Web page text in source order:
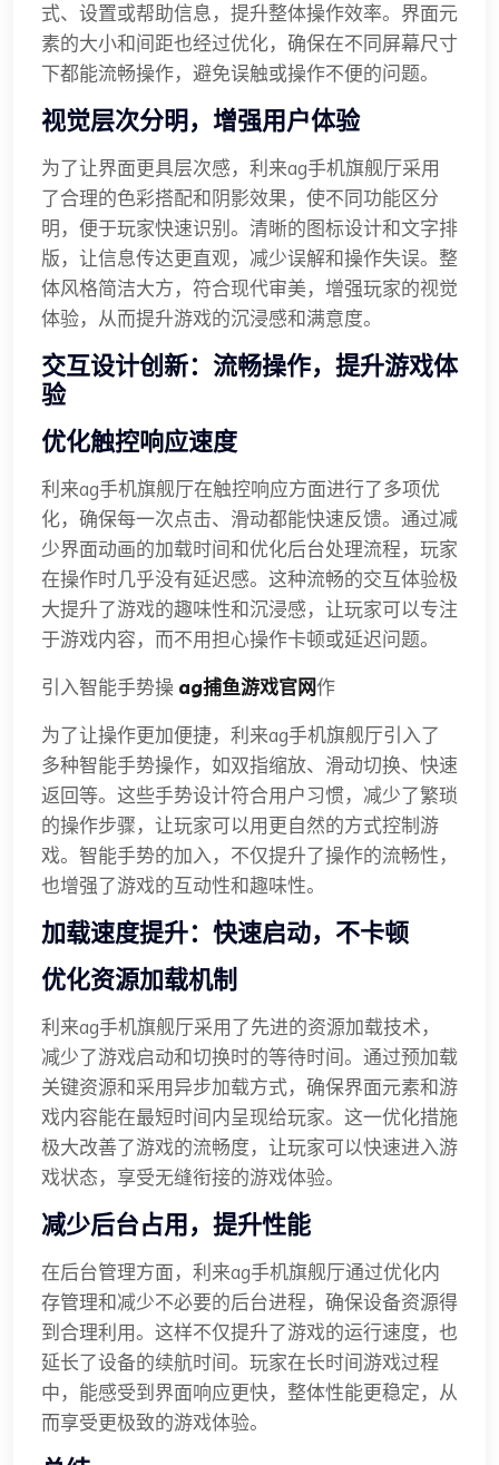
式、设置或帮助信息，提升整体操作效率。界面元
素的大小和间距也经过优化，确保在不同屏幕尺寸
下都能流畅操作，避免误触或操作不便的问题。
视觉层次分明，增强用户体验
为了让界面更具层次感，利来ag手机旗舰厅采用
了合理的色彩搭配和阴影效果，使不同功能区分
明，便于玩家快速识别。清晰的图标设计和文字排
版，让信息传达更直观，减少误解和操作失误。整
体风格简洁大方，符合现代审美，增强玩家的视觉
体验，从而提升游戏的沉浸感和满意度。
交互设计创新：流畅操作，提升游戏体
验
优化触控响应速度
利来ag手机旗舰厅在触控响应方面进行了多项优
化，确保每一次点击、滑动都能快速反馈。通过减
少界面动画的加载时间和优化后台处理流程，玩家
在操作时几乎没有延迟感。这种流畅的交互体验极
大提升了游戏的趣味性和沉浸感，让玩家可以专注
于游戏内容，而不用担心操作卡顿或延迟问题。
引入智能手势操 ag捕鱼游戏官网作
为了让操作更加便捷，利来ag手机旗舰厅引入了
多种智能手势操作，如双指缩放、滑动切换、快速
返回等。这些手势设计符合用户习惯，减少了繁琐
的操作步骤，让玩家可以用更自然的方式控制游
戏。智能手势的加入，不仅提升了操作的流畅性，
也增强了游戏的互动性和趣味性。
加载速度提升：快速启动，不卡顿
优化资源加载机制
利来ag手机旗舰厅采用了先进的资源加载技术，
减少了游戏启动和切换时的等待时间。通过预加载
关键资源和采用异步加载方式，确保界面元素和游
戏内容能在最短时间内呈现给玩家。这一优化措施
极大改善了游戏的流畅度，让玩家可以快速进入游
戏状态，享受无缝衔接的游戏体验。
减少后台占用，提升性能
在后台管理方面，利来ag手机旗舰厅通过优化内
存管理和减少不必要的后台进程，确保设备资源得
到合理利用。这样不仅提升了游戏的运行速度，也
延长了设备的续航时间。玩家在长时间游戏过程
中，能感受到界面响应更快，整体性能更稳定，从
而享受更极致的游戏体验。